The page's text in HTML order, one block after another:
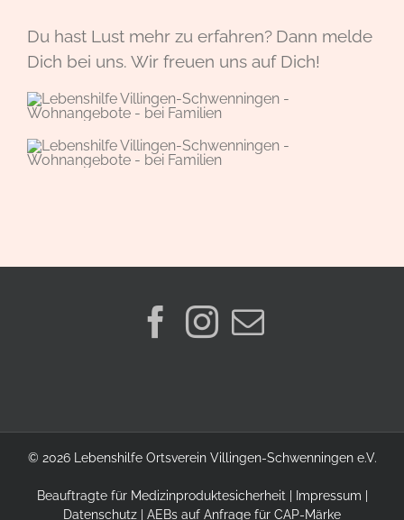
Du hast Lust mehr zu erfahren? Dann melde
Dich bei uns. Wir freuen uns auf Dich!
© 2026 Lebenshilfe Ortsverein Villingen-Schwenningen e.V.
Beauftragte für Medizinproduktesicherheit Impressum
Datenschutz
AEBs auf Anfrage für CAP-Märke